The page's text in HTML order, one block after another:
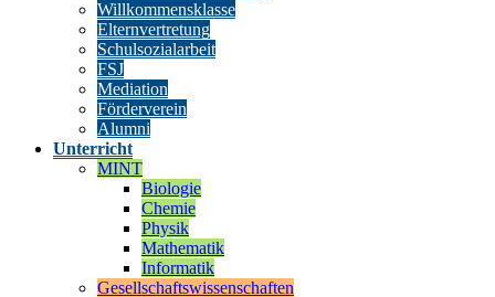
Willkommensklasse
Elternvertretung
Schulsozialarbeit
FSJ
Mediation
Förderverein
Alumni
Unterricht
MINT
Biologie
Chemie
Physik
Mathematik
Informatik
Gesellschaftswissenschaften